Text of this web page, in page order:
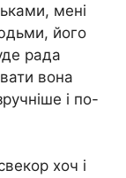
мені
його
рада
вона
і по-
хоч і